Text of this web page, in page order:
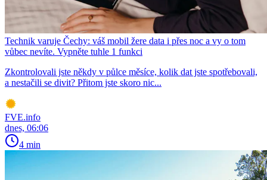
Technik varuje Čechy: váš mobil žere data i přes noc a vy o tom
vůbec nevíte. Vypněte tuhle 1 funkci
Zkontrolovali jste někdy v půlce měsíce, kolik dat jste spotřebovali,
a nestačili se divit? Přitom jste skoro nic...
FVE.info
dnes, 06:06
4 min